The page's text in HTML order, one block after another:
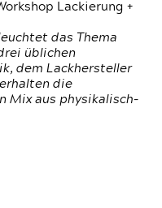
Lackierung +
das Thema
üblichen
dem Lackhersteller
die
Mix aus physikalisch-